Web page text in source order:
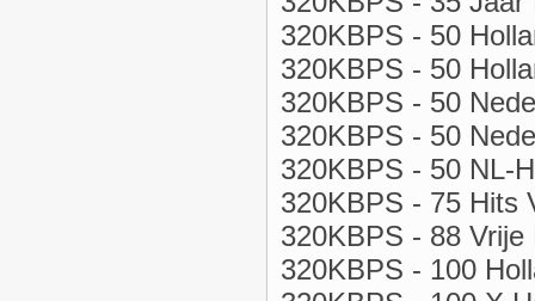
320KBPS - 50
320KBPS - 50
320KBPS - 50
320KBPS - 50
320KBPS - 50 NL-
320KBPS - 75 Hits
320KBPS - 88 Vrije
320KBPS - 100